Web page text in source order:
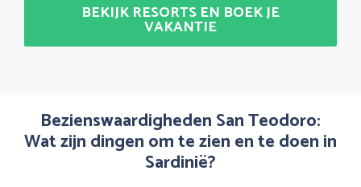
BEKIJK RESORTS EN BOEK JE
VAKANTIE
Bezienswaardigheden San Teodoro:
Wat zijn dingen om te zien en te doen in
Sardinië?